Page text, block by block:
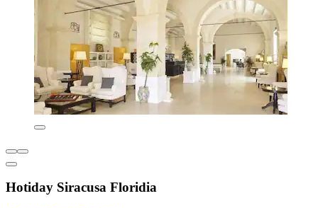
Hotiday Siracusa Floridia